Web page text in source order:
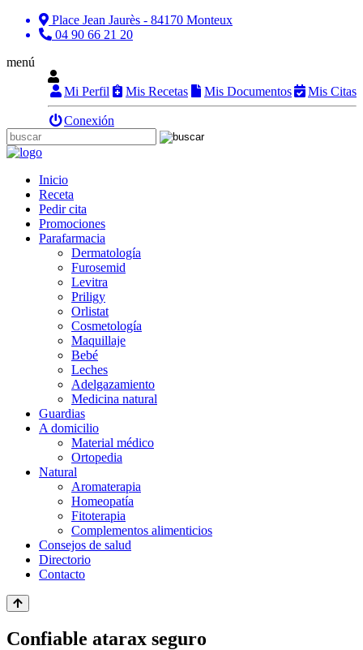
Place Jean Jaurès - 84170 Monteux
04 90 66 21 20
menú
Mi Perfil Mis Recetas Mis Documentos Mis Citas
Conexión
Inicio
Receta
Pedir cita
Promociones
Parafarmacia
Dermatología
Furosemid
Levitra
Priligy
Orlistat
Cosmetología
Maquillaje
Bebé
Leches
Adelgazamiento
Medicina natural
Guardias
A domicilio
Material médico
Ortopedia
Natural
Aromaterapia
Homeopatía
Fitoterapia
Complementos alimenticios
Consejos de salud
Directorio
Contacto
Confiable atarax seguro